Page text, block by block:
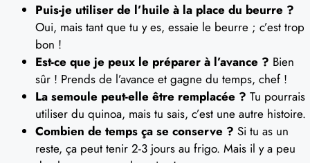
Puis-je utiliser de l’huile à la place du beurre ?
Oui, mais tant que tu y es, essaie le beurre ; c’est trop
bon !
Est-ce que je peux le préparer à l’avance ? Bien
sûr ! Prends de l’avance et gagne du temps, chef !
La semoule peut-elle être remplacée ? Tu pourrais
utiliser du quinoa, mais tu sais, c’est une autre histoire.
Combien de temps ça se conserve ? Si tu as un
reste, ça peut tenir 2-3 jours au frigo. Mais il y a peu